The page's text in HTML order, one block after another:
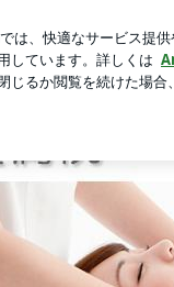
企業様へ出張整膚
件の書類選考通過